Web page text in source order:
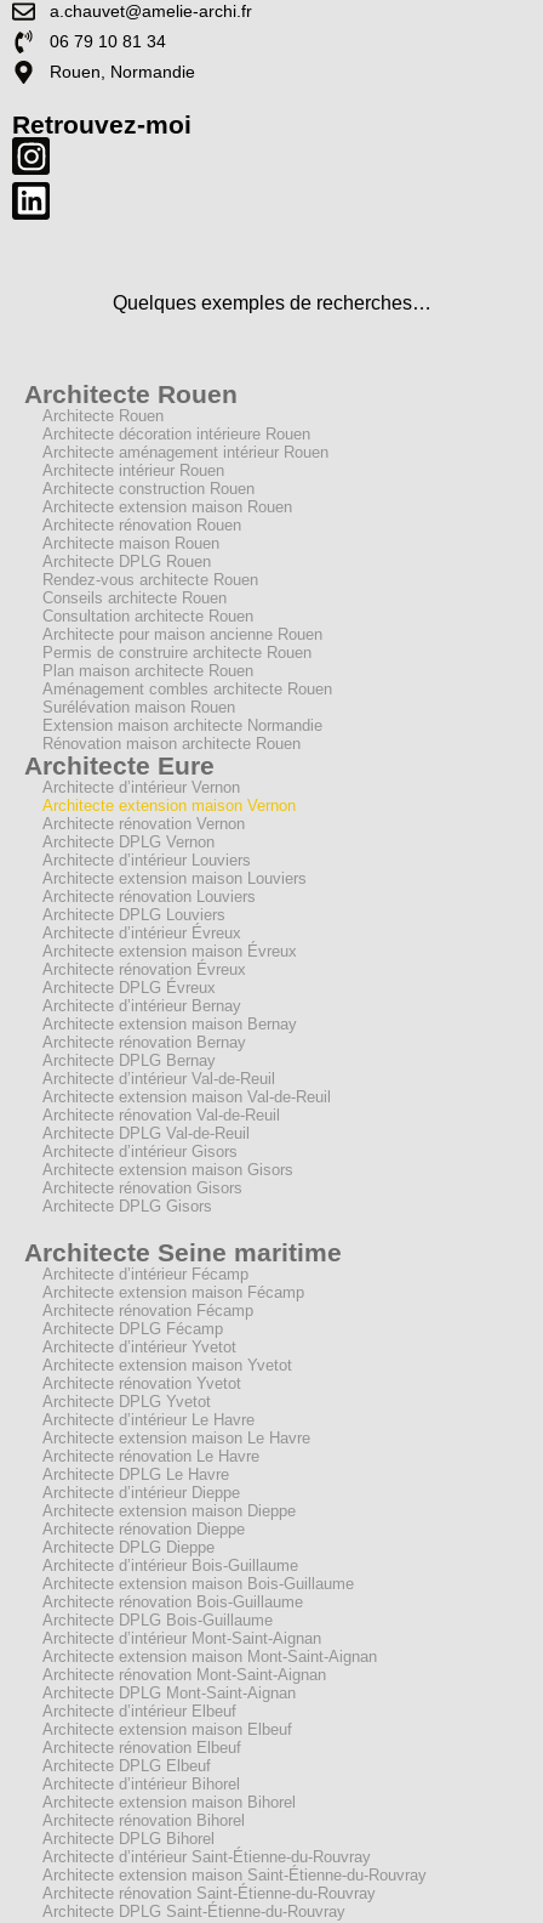
a.chauvet@amelie-archi.fr
06 79 10 81 34
Rouen, Normandie
Retrouvez-moi
Quelques exemples de recherches…
Architecte Rouen
Architecte Rouen
Architecte décoration intérieure Rouen
Architecte aménagement intérieur Rouen
Architecte intérieur Rouen
Architecte construction Rouen
Architecte extension maison Rouen
Architecte rénovation Rouen
Architecte maison Rouen
Architecte DPLG Rouen
Rendez-vous architecte Rouen
Conseils architecte Rouen
Consultation architecte Rouen
Architecte pour maison ancienne Rouen
Permis de construire architecte Rouen
Plan maison architecte Rouen
Aménagement combles architecte Rouen
Surélévation maison Rouen
Extension maison architecte Normandie
Rénovation maison architecte Rouen
Architecte Eure
Architecte d’intérieur Vernon
Architecte extension maison Vernon
Architecte rénovation Vernon
Architecte DPLG Vernon
Architecte d’intérieur Louviers
Architecte extension maison Louviers
Architecte rénovation Louviers
Architecte DPLG Louviers
Architecte d’intérieur Évreux
Architecte extension maison Évreux
Architecte rénovation Évreux
Architecte DPLG Évreux
Architecte d’intérieur Bernay
Architecte extension maison Bernay
Architecte rénovation Bernay
Architecte DPLG Bernay
Architecte d’intérieur Val-de-Reuil
Architecte extension maison Val-de-Reuil
Architecte rénovation Val-de-Reuil
Architecte DPLG Val-de-Reuil
Architecte d’intérieur Gisors
Architecte extension maison Gisors
Architecte rénovation Gisors
Architecte DPLG Gisors
Architecte Seine maritime
Architecte d’intérieur Fécamp
Architecte extension maison Fécamp
Architecte rénovation Fécamp
Architecte DPLG Fécamp
Architecte d’intérieur Yvetot
Architecte extension maison Yvetot
Architecte rénovation Yvetot
Architecte DPLG Yvetot
Architecte d’intérieur Le Havre
Architecte extension maison Le Havre
Architecte rénovation Le Havre
Architecte DPLG Le Havre
Architecte d’intérieur Dieppe
Architecte extension maison Dieppe
Architecte rénovation Dieppe
Architecte DPLG Dieppe
Architecte d’intérieur Bois-Guillaume
Architecte extension maison Bois-Guillaume
Architecte rénovation Bois-Guillaume
Architecte DPLG Bois-Guillaume
Architecte d’intérieur Mont-Saint-Aignan
Architecte extension maison Mont-Saint-Aignan
Architecte rénovation Mont-Saint-Aignan
Architecte DPLG Mont-Saint-Aignan
Architecte d’intérieur Elbeuf
Architecte extension maison Elbeuf
Architecte rénovation Elbeuf
Architecte DPLG Elbeuf
Architecte d’intérieur Bihorel
Architecte extension maison Bihorel
Architecte rénovation Bihorel
Architecte DPLG Bihorel
Architecte d’intérieur Saint-Étienne-du-Rouvray
Architecte extension maison Saint-Étienne-du-Rouvray
Architecte rénovation Saint-Étienne-du-Rouvray
Architecte DPLG Saint-Étienne-du-Rouvray